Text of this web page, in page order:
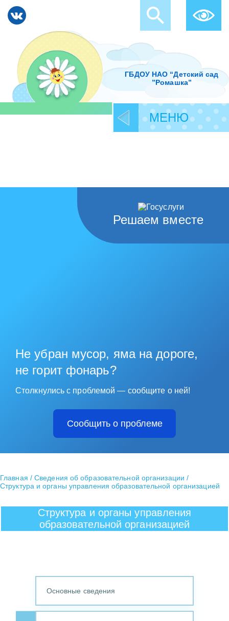
ГБДОУ НАО “Детский сад
”Ромашка”
Решаем вместе
Не убран мусор, яма на дороге,
не горит фонарь?
Столкнулись с проблемой — сообщите о ней!
Сообщить о проблеме
МЕНЮ
Главная
Сведения об образовательной организации
Структура и органы управления образовательной организацией
Структура и органы управления
образовательной организацией
Основные сведения